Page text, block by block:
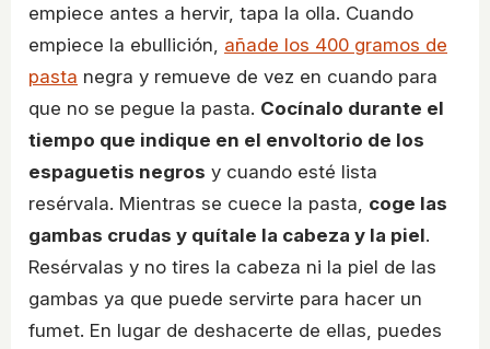
empiece antes a hervir, tapa la olla. Cuando
empiece la ebullición, añade los 400 gramos de
pasta negra y remueve de vez en cuando para
que no se pegue la pasta. Cocínalo durante el
tiempo que indique en el envoltorio de los
espaguetis negros y cuando esté lista
resérvala. Mientras se cuece la pasta, coge las
gambas crudas y quítale la cabeza y la piel.
Resérvalas y no tires la cabeza ni la piel de las
gambas ya que puede servirte para hacer un
fumet. En lugar de deshacerte de ellas, puedes